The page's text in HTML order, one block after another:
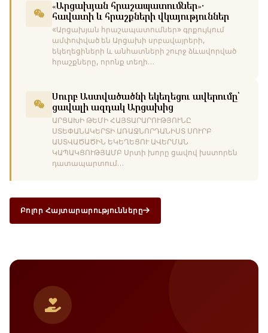
«Արցախյան հրաշապատումներ»․
հավատի և հրաշքների վկայություններ
«Արցախյան հրաշապատումներ» գրքույկում
ամփոփված են Արցախի սրբավայրերի,
եկեղեցիների և անհատների շուրջ ձևավորված
հրաշքները, որոնք տեղի…
Սուրբ Աստվածածնի եկեղեցու ավերումը՝
ցավալի ազդակ Արցախից
ԱՐՑԱԽԻ ԹԵՄԻ ՀԱՅՏԱՐԱՐՈՒԹՅՈՒՆԸ
ՍՏԵՓԱՆԱԿԵՐՏԻ ԱՌԱՋՆՈՐԴԱՆԻՍՏ ՍՈՒՐԲ
ԱՍՏՎԱԾԱԾԻՆ ԵԿԵՂԵՑՈՒ ԱՎԵՐՄԱՆ
ԿԱՊԱԿՑՈՒԹՅԱՄԲ Սրտի խորը ցավով խստորեն
դատապարտում…
Բոլոր Հայտարարությունները